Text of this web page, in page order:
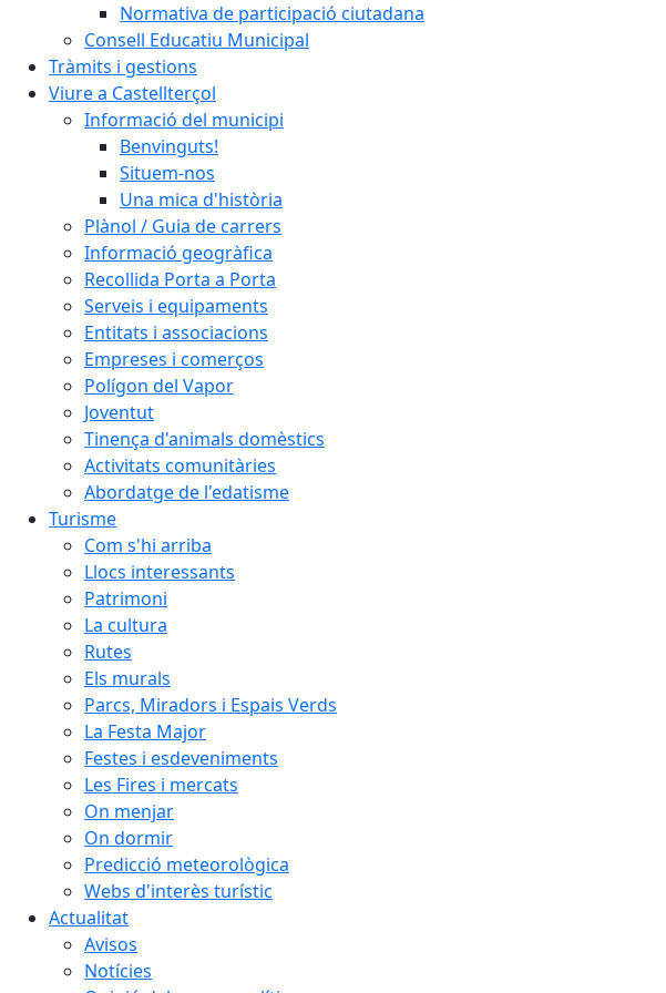
Normativa de participació ciutadana
Consell Educatiu Municipal
Tràmits i gestions
Viure a Castellterçol
Informació del municipi
Benvinguts!
Situem-nos
Una mica d'història
Plànol / Guia de carrers
Informació geogràfica
Recollida Porta a Porta
Serveis i equipaments
Entitats i associacions
Empreses i comerços
Polígon del Vapor
Joventut
Tinença d'animals domèstics
Activitats comunitàries
Abordatge de l'edatisme
Turisme
Com s'hi arriba
Llocs interessants
Patrimoni
La cultura
Rutes
Els murals
Parcs, Miradors i Espais Verds
La Festa Major
Festes i esdeveniments
Les Fires i mercats
On menjar
On dormir
Predicció meteorològica
Webs d'interès turístic
Actualitat
Avisos
Notícies